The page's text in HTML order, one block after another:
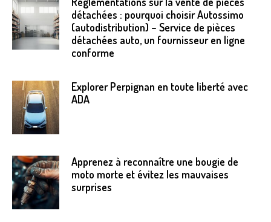
détachées : pourquoi choisir Autossimo
(autodistribution) – Service de pièces
détachées auto, un fournisseur en ligne
conforme
Explorer Perpignan en toute liberté avec
ADA
Apprenez à reconnaître une bougie de
moto morte et évitez les mauvaises
surprises